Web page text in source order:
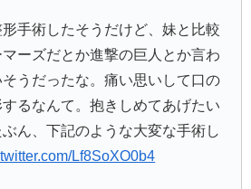
手術したそうだけど、妹と比較
ーズだとか進撃の巨人とか言わ
うだったな。痛い思いして口の
るなんて。抱きしめてあげたい
ん、下記のような大変な手術し
Lf8SoXO0b4